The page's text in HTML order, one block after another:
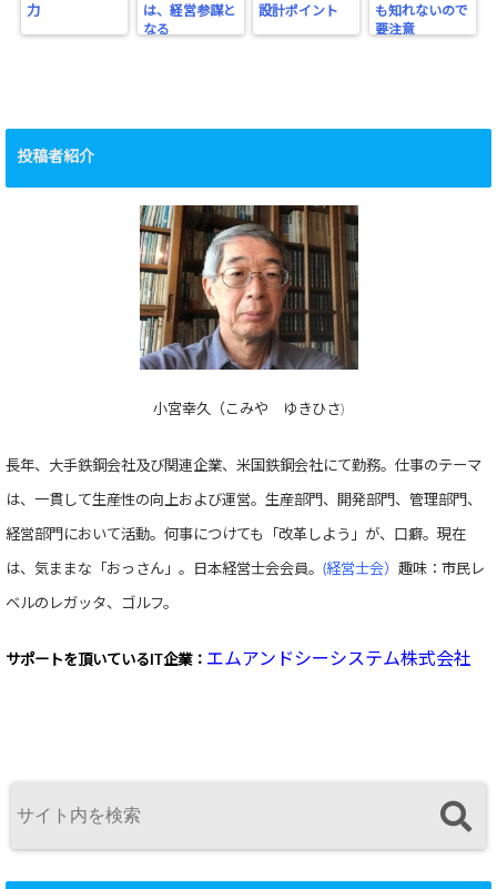
力
は、経営参謀と
なる
設計ポイント
も知れないので
要注意
投稿者紹介
小宮幸久（こみや ゆきひさ)
長年、大手鉄鋼会社及び関連企業、米国鉄鋼会社にて勤務。仕事のテーマ
は、一貫して生産性の向上および運営。生産部門、開発部門、管理部門、
経営部門において活動。何事につけても「改革しよう」が、口癖。現在
は、気ままな「おっさん」。日本経営士会会員。 (経営士会） 趣味：市民レ
ベルのレガッタ、ゴルフ。
サポートを頂いている IT企業： エムアンドシーシステム株式会社